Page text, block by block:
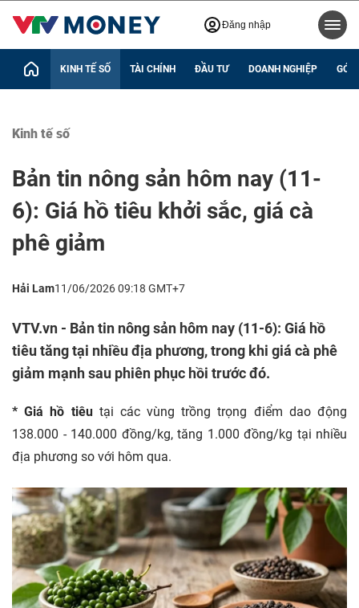
Đăng nhập
KINH TẾ SỐ TÀI CHÍNH ĐẦU TƯ DOANH NGHIỆP GÓC
Kinh tế số
Bản tin nông sản hôm nay (11-
6): Giá hồ tiêu khởi sắc, giá cà
phê giảm
Hải Lam11/06/2026 09:18 GMT+7
VTV.vn - Bản tin nông sản hôm nay (11-6): Giá hồ
tiêu tăng tại nhiều địa phương, trong khi giá cà phê
giảm mạnh sau phiên phục hồi trước đó.
* Giá hồ tiêu tại các vùng trồng trọng điểm dao động
138.000 - 140.000 đồng/kg, tăng 1.000 đồng/kg tại nhiều
địa phương so với hôm qua.